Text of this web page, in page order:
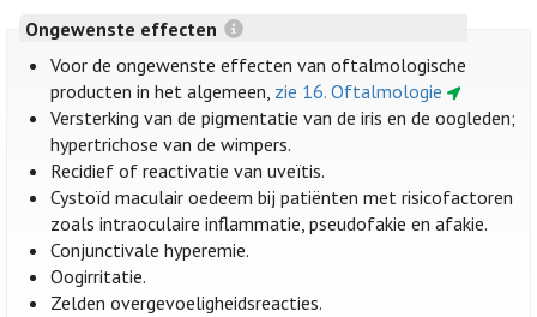
Ongewenste effecten
Voor de ongewenste effecten van oftalmologische
producten in het algemeen, zie 16. Oftalmologie
Versterking van de pigmentatie van de iris en de oogleden;
hypertrichose van de wimpers.
Recidief of reactivatie van uveïtis.
Cystoïd maculair oedeem bij patiënten met risicofactoren
zoals intraoculaire inflammatie, pseudofakie en afakie.
Conjunctivale hyperemie.
Oogirritatie.
Zelden overgevoeligheidsreacties.